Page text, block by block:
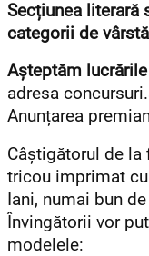
Secțiunea literară
categorii de
Așteptăm
adresa
Anunțarea
Câștigătorul de la
tricou imprimat
Iani, numai bun
Învingătorii vor
modelele: